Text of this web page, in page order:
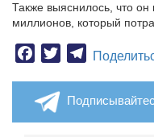
Также выяснилось, что он
миллионов, который
Facebook
TwitterTelegram